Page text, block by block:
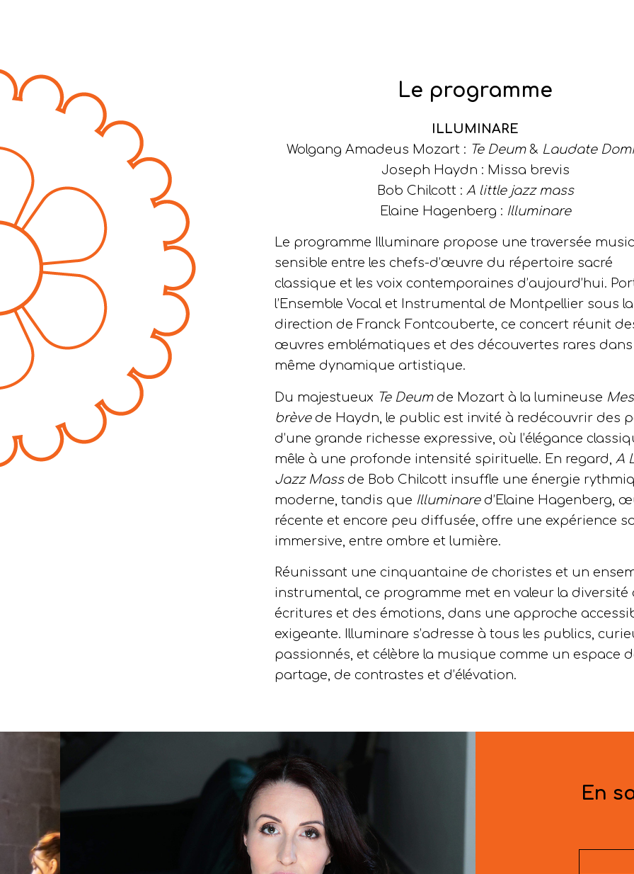
Le programme
ILLUMINARE
Wolgang Amadeus Mozart : Te Deum& Laudate
Joseph Haydn : Missa brevis
Bob Chilcott : A little jazz mass
Elaine Hagenberg : Illuminare
Le programme Illuminare propose une traversée
sensible entre les chefs-d’œuvre du répertoire sacré
classique et les voix contemporaines d’aujourd’hui.
l’Ensemble Vocal et Instrumental de Montpellier sous la
direction de Franck Fontcouberte, ce concert réunit
œuvres emblématiques et des découvertes rares
même dynamique artistique.
Du majestueux Te Deumde Mozart à la lumineuse
brèvede Haydn, le public est invité à redécouvrir des
d’une grande richesse expressive, où l’élégance
mêle à une profonde intensité spirituelle. En regard, A
Jazz Massde Bob Chilcott insuffle une énergie
moderne, tandis que Illuminared’Elaine Hagenberg,
récente et encore peu diffusée, offre une expérience
immersive, entre ombre et lumière.
Réunissant une cinquantaine de choristes et un
instrumental, ce programme met en valeur la diversité
écritures et des émotions, dans une approche
exigeante. Illuminare s’adresse à tous les publics,
passionnés, et célèbre la musique comme un espace
partage, de contrastes et d’élévation.
En